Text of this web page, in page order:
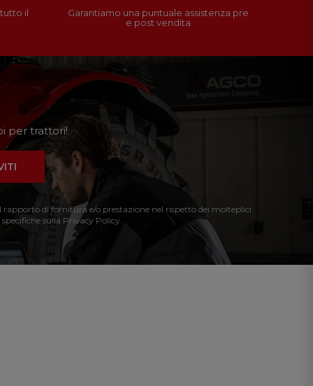
il
Garantiamo una puntuale assistenza pre
e post vendita
per trattori!
rapporto di fornitura e/o prestazione nel rispetto dei molteplici
sulla Privacy Policy.